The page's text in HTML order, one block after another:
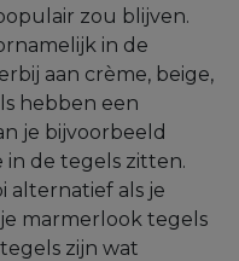
zou blijven.
in de
aan crème, beige,
hebben een
je bijvoorbeeld
in de tegels zitten.
alternatief als je
marmerlook tegels
zijn wat